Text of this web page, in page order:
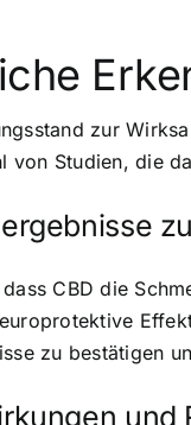
zur
von Studien, die
CBD die
zu bestätigen
und